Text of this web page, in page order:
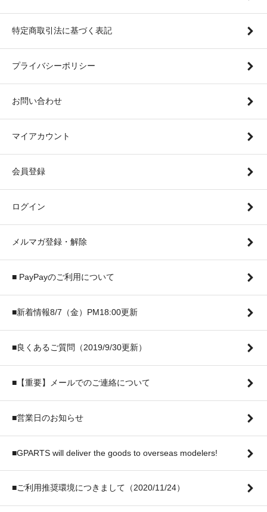
特定商取引法に基づく表記
プライバシーポリシー
お問い合わせ
マイアカウント
会員登録
ログイン
メルマガ登録・解除
■ PayPayのご利用について
■新着情報8/7（金）PM18:00更新
■良くあるご質問（2019/9/30更新）
■【重要】メールでのご連絡について
■営業日のお知らせ
■GPARTS will deliver the goods to overseas modelers!
■ご利用推奨環境につきまして（2020/11/24）